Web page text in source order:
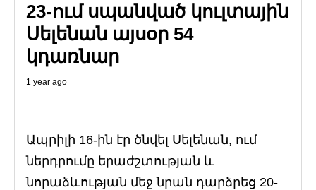
23-ում սպանված կուլտային
Սելենան այսօր 54
կդառնար
1 year ago
Ապրիլի 16-ին էր ծնվել Սելենան, ում
ներդրումը երաժշտության և
նորաձևության մեջ նրան դարձրեց 20-